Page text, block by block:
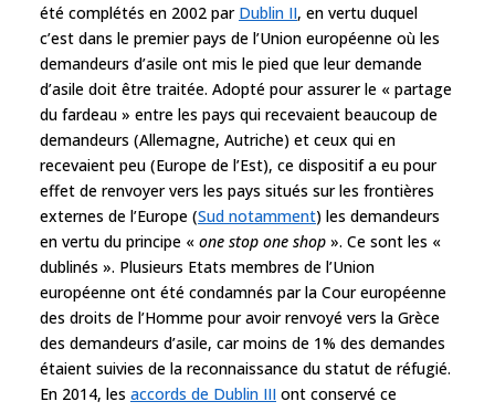
été complétés en 2002 par Dublin II, en vertu duquel
c’est dans le premier pays de l’Union européenne où les
demandeurs d’asile ont mis le pied que leur demande
d’asile doit être traitée. Adopté pour assurer le « partage
du fardeau » entre les pays qui recevaient beaucoup de
demandeurs (Allemagne, Autriche) et ceux qui en
recevaient peu (Europe de l’Est), ce dispositif a eu pour
effet de renvoyer vers les pays situés sur les frontières
externes de l’Europe (Sud notamment) les demandeurs
en vertu du principe « one stop one shop ». Ce sont les «
dublinés ». Plusieurs Etats membres de l’Union
européenne ont été condamnés par la Cour européenne
des droits de l’Homme pour avoir renvoyé vers la Grèce
des demandeurs d’asile, car moins de 1% des demandes
étaient suivies de la reconnaissance du statut de réfugié.
En 2014, les accords de Dublin III ont conservé ce